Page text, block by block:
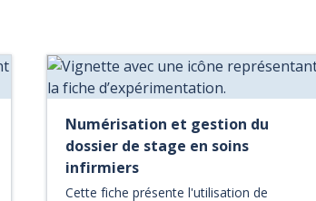
Numérisation et gestion du
dossier de stage en soins
infirmiers
Cette fiche présente l'utilisation de